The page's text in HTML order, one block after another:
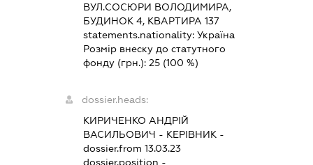
ВУЛ.СОСЮРИ ВОЛОДИМИРА,
БУДИНОК 4, КВАРТИРА 137
statements.nationality: Україна
Розмір внеску до статутного
фонду (грн.): 25(100 %)
dossier.heads:
КИРИЧЕНКО АНДРІЙ
ВАСИЛЬОВИЧ - КЕРІВНИК-
dossier.from 13.03.23
dossier.position -